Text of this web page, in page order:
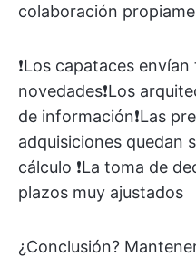
colaboración
❗️Los capataces
novedades❗️Los
de información❗️Las
adquisiciones quedan
cálculo ❗️La toma de
plazos muy ajustados
¿Conclusión?